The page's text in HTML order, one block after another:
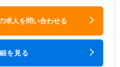
求人を問い合わせる
を見る